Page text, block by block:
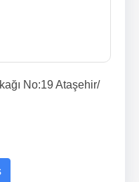
No:19 Ataşehir/